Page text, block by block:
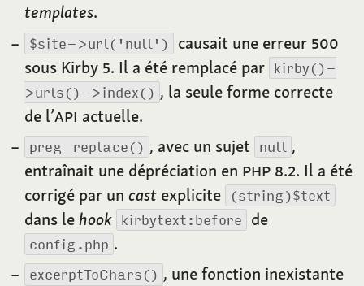
templates.
$site->url('null') causait une erreur 500
sous Kirby 5. Il a été remplacé par kirby()-
>urls()->index() , la seule forme correcte
de l’API actuelle.
preg_replace() , avec un sujet null ,
entraînait une dépréciation en PHP 8.2. Il a été
corrigé par uncast explicite (string)$text
dans lehook kirbytext:before de
config.php .
excerptToChars() , une fonction inexistante